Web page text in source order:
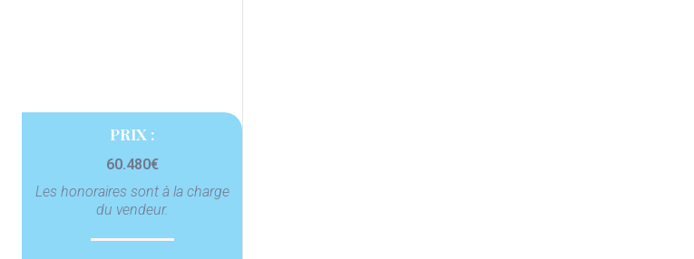
PRIX :
60.480€
Les honoraires sont à la charge
du vendeur.